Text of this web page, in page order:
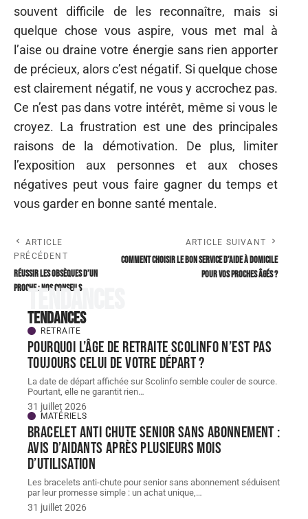
souvent difficile de les reconnaître, mais si
quelque chose vous aspire, vous met mal à
l’aise ou draine votre énergie sans rien apporter
de précieux, alors c’est négatif. Si quelque chose
est clairement négatif, ne vous y accrochez pas.
Ce n’est pas dans votre intérêt, même si vous le
croyez. La frustration est une des principales
raisons de la démotivation. De plus, limiter
l’exposition aux personnes et aux choses
négatives peut vous faire gagner du temps et
vous garder en bonne santé mentale.
ARTICLE
PRÉCÉDENT
Réussir les obsèques d’un
proche : nos conseils
ARTICLE SUIVANT
Comment choisir le bon service d’aide à domicile
pour vos proches âgés ?
Tendances
Tendances
RETRAITE
Pourquoi l’âge de retraite scolinfo n’est pas
toujours celui de votre départ ?
La date de départ affichée sur Scolinfo semble couler de source.
Pourtant, elle ne garantit rien…
31 juillet 2026
MATÉRIELS
Bracelet Anti chute senior sans abonnement :
avis d’aidants après plusieurs mois
d’utilisation
Les bracelets anti-chute pour senior sans abonnement séduisent
par leur promesse simple : un achat unique,…
31 juillet 2026